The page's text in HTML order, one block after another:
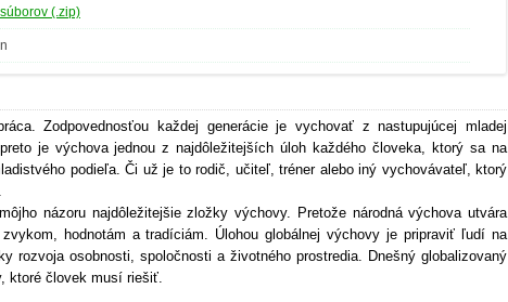
(.zip)
Zodpovednosťou každej generácie je vychovať z nastupujúcej mladej
je výchova jednou z najdôležitejších úloh každého človeka, ktorý sa na
podieľa. Či už je to rodič, učiteľ, tréner alebo iný vychovávateľ, ktorý
názoru najdôležitejšie zložky výchovy. Pretože národná výchova utvára
hodnotám a tradíciám. Úlohou globálnej výchovy je pripraviť ľudí na
rozvoja osobnosti, spoločnosti a životného prostredia. Dnešný globalizovaný
ktoré človek musí riešiť.